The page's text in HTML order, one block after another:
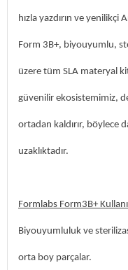
hızla yazdırın ve
Form 3B+, biyouyumlu,
üzere tüm SLA materyal
güvenilir ekosistemimiz,
ortadan kaldırır, böylece
uzaklıktadır.
Formlabs Form3B+
Biyouyumluluk ve
orta boy parçalar.